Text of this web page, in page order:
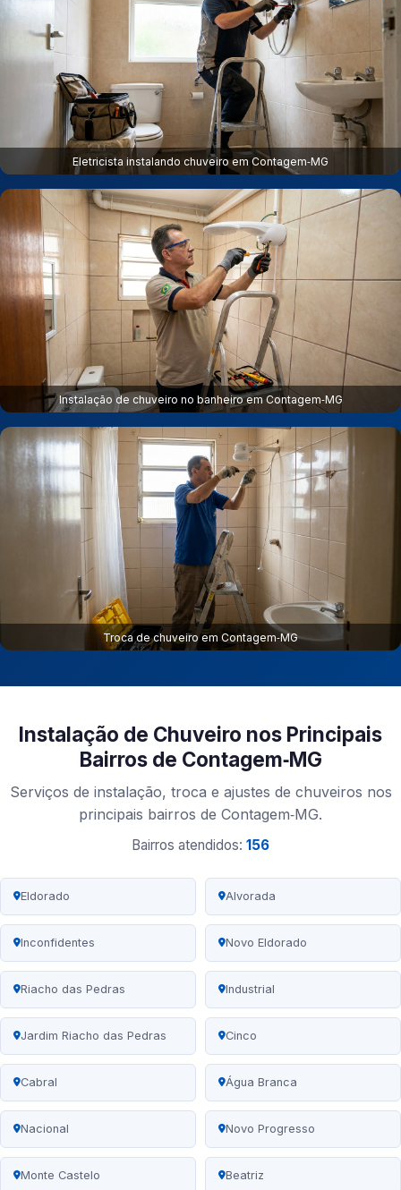
Eletricista instalando chuveiro em Contagem‑MG
Instalação de chuveiro no banheiro em Contagem‑MG
Troca de chuveiro em Contagem‑MG
Instalação de Chuveiro nos Principais
Bairros de Contagem‑MG
Serviços de instalação, troca e ajustes de chuveiros nos
principais bairros de Contagem‑MG.
Bairros atendidos: 156
Eldorado Alvorada
Inconfidentes Novo Eldorado
Riacho das Pedras Industrial
Jardim Riacho das Pedras Cinco
Cabral Água Branca
Nacional Novo Progresso
Monte Castelo Beatriz